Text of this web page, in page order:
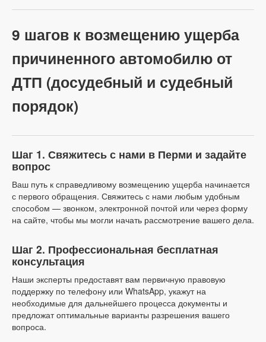
9 шагов к возмещению ущерба
причиненного автомобилю от
ДТП (досудебный и судебный
порядок)
Шаг 1. Свяжитесь с нами в Перми и задайте
вопрос
Ваш путь к справедливому возмещению ущерба начинается
с первого обращения. Свяжитесь с нами любым удобным
способом — звонком, электронной почтой или через форму
на сайте, чтобы мы могли начать рассмотрение вашего дела.
Шаг 2. Профессиональная бесплатная
консультация
Наши эксперты предоставят вам первичную правовую
поддержку по телефону или WhatsApp, укажут на
необходимые для дальнейшего процесса документы и
предложат оптимальные варианты разрешения вашего
вопроса.